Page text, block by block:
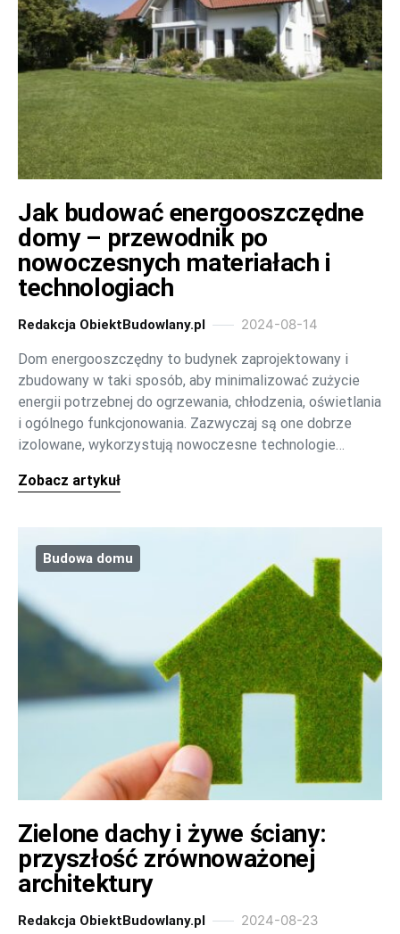
Jak budować energooszczędne
domy – przewodnik po
nowoczesnych materiałach i
technologiach
Redakcja ObiektBudowlany.pl 2024-08-14
Dom energooszczędny to budynek zaprojektowany i
zbudowany w taki sposób, aby minimalizować zużycie
energii potrzebnej do ogrzewania, chłodzenia, oświetlania
i ogólnego funkcjonowania. Zazwyczaj są one dobrze
izolowane, wykorzystują nowoczesne technologie…
Zobacz artykuł
Budowa domu
Zielone dachy i żywe ściany:
przyszłość zrównoważonej
architektury
Redakcja ObiektBudowlany.pl 2024-08-23